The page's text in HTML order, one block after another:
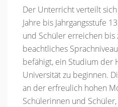
Der Unterricht verteilt
Jahre bis Jahrgangsstufe
und Schüler erreichen bis
beachtliches
befähigt, ein Studium der
Universität zu beginnen.
an der erfreulich hohen
Schülerinnen und